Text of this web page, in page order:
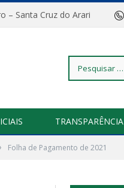
– Santa Cruz do Arari
Pesquisar
por:
TRANSPARÊNCIA
Folha de Pagamento de 2021